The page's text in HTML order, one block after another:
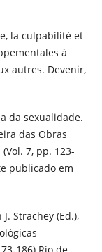
la culpabilité et
à
autres. Devenir,
da sexualidade.
das Obras
7, pp. 123-
publicado em
Strachey (Ed.),